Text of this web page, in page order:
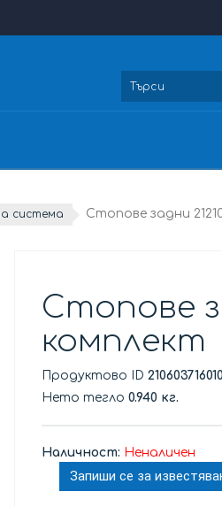
система Стопове задни
Стопове
комплект
Продуктово ID
Нето тегло0.940 кг.
Наличност: Неналичен
Запиши се за